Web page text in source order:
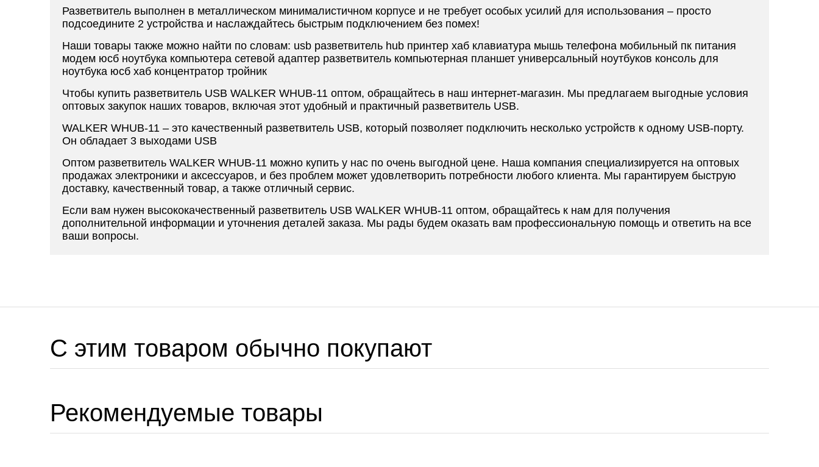
Разветвитель выполнен в металлическом минималистичном корпусе и не требует особых усилий для использования – просто
подсоедините 2 устройства и наслаждайтесь быстрым подключением без помех!
Наши товары также можно найти по словам: usb разветвитель hub принтер хаб клавиатура мышь телефона мобильный пк питания
модем юсб ноутбука компьютера сетевой адаптер разветвитель компьютерная планшет универсальный ноутбуков консоль для
ноутбука юсб хаб концентратор тройник
Чтобы купить разветвитель USB WALKER WHUB-11 оптом, обращайтесь в наш интернет-магазин. Мы предлагаем выгодные условия
оптовых закупок наших товаров, включая этот удобный и практичный разветвитель USB.
WALKER WHUB-11 – это качественный разветвитель USB, который позволяет подключить несколько устройств к одному USB-порту.
Он обладает 3 выходами USB
Оптом разветвитель WALKER WHUB-11 можно купить у нас по очень выгодной цене. Наша компания специализируется на оптовых
продажах электроники и аксессуаров, и без проблем может удовлетворить потребности любого клиента. Мы гарантируем быструю
доставку, качественный товар, а также отличный сервис.
Если вам нужен высококачественный разветвитель USB WALKER WHUB-11 оптом, обращайтесь к нам для получения
дополнительной информации и уточнения деталей заказа. Мы рады будем оказать вам профессиональную помощь и ответить на все
ваши вопросы.
C этим товаром обычно покупают
Рекомендуемые товары